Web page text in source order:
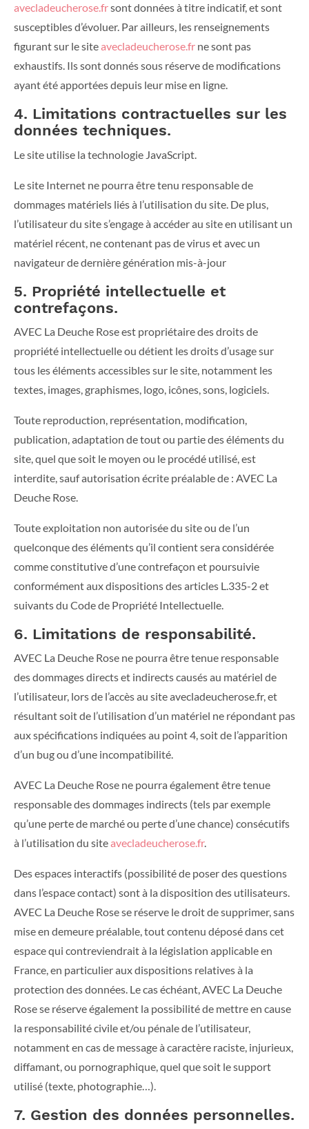
avecladeucherose.frsont données à titre indicatif, et sont
susceptibles d’évoluer. Par ailleurs, les renseignements
figurant sur le siteavecladeucherose.fr ne sont pas
exhaustifs. Ils sont donnés sous réserve de modifications
ayant été apportées depuis leur mise en ligne.
4. Limitations contractuelles sur les
données techniques.
Le site utilise la technologie JavaScript.
Le site Internet ne pourra être tenu responsable de
dommages matériels liés à l’utilisation du site. De plus,
l’utilisateur du site s’engage à accéder au site en utilisant un
matériel récent, ne contenant pas de virus et avec un
navigateur de dernière génération mis-à-jour
5. Propriété intellectuelle et
contrefaçons.
AVEC La Deuche Rose est propriétaire des droits de
propriété intellectuelle ou détient les droits d’usage sur
tous les éléments accessibles sur le site, notamment les
textes, images, graphismes, logo, icônes, sons, logiciels.
Toute reproduction, représentation, modification,
publication, adaptation de tout ou partie des éléments du
site, quel que soit le moyen ou le procédé utilisé, est
interdite, sauf autorisation écrite préalable de : AVEC La
Deuche Rose.
Toute exploitation non autorisée du site ou de l’un
quelconque des éléments qu’il contient sera considérée
comme constitutive d’une contrefaçon et poursuivie
conformément aux dispositions des articles L.335-2 et
suivants du Code de Propriété Intellectuelle.
6. Limitations de responsabilité.
AVEC La Deuche Rose ne pourra être tenue responsable
des dommages directs et indirects causés au matériel de
l’utilisateur, lors de l’accès au site avecladeucherose.fr, et
résultant soit de l’utilisation d’un matériel ne répondant pas
aux spécifications indiquées au point 4, soit de l’apparition
d’un bug ou d’une incompatibilité.
AVEC La Deuche Rose ne pourra également être tenue
responsable des dommages indirects (tels par exemple
qu’une perte de marché ou perte d’une chance) consécutifs
à l’utilisation du siteavecladeucherose.fr.
Des espaces interactifs (possibilité de poser des questions
dans l’espace contact) sont à la disposition des utilisateurs.
AVEC La Deuche Rose se réserve le droit de supprimer, sans
mise en demeure préalable, tout contenu déposé dans cet
espace qui contreviendrait à la législation applicable en
France, en particulier aux dispositions relatives à la
protection des données. Le cas échéant, AVEC La Deuche
Rose se réserve également la possibilité de mettre en cause
la responsabilité civile et/ou pénale de l’utilisateur,
notamment en cas de message à caractère raciste, injurieux,
diffamant, ou pornographique, quel que soit le support
utilisé (texte, photographie…).
7. Gestion des données personnelles.